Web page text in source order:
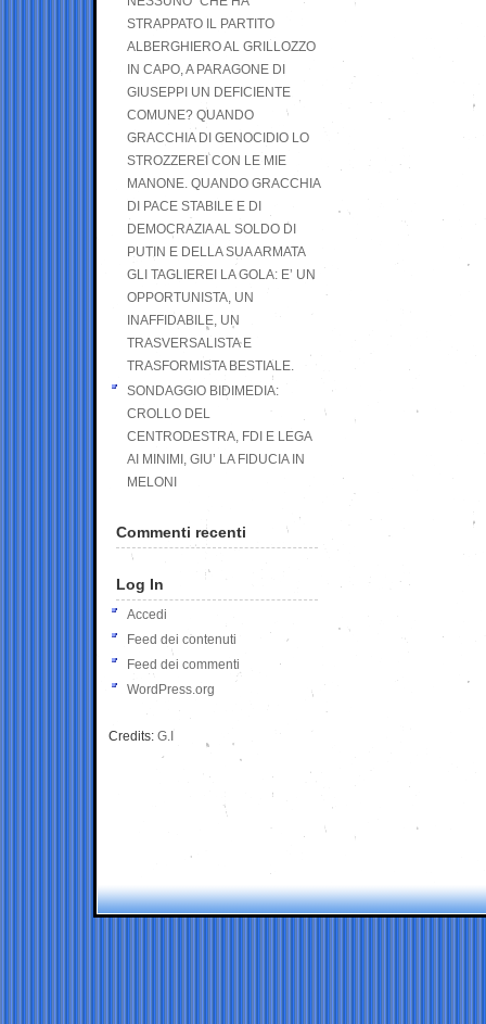
STRAPPATO IL PARTITO
ALBERGHIERO AL GRILLOZZO
IN CAPO, A PARAGONE DI
GIUSEPPI UN DEFICIENTE
COMUNE? QUANDO
GRACCHIA DI GENOCIDIO LO
STROZZEREI CON LE MIE
MANONE. QUANDO GRACCHIA
DI PACE STABILE E DI
DEMOCRAZIA AL SOLDO DI
PUTIN E DELLA SUA ARMATA
GLI TAGLIEREI LA GOLA: E’ UN
OPPORTUNISTA, UN
INAFFIDABILE, UN
TRASVERSALISTA E
TRASFORMISTA BESTIALE.
SONDAGGIO BIDIMEDIA:
CROLLO DEL
CENTRODESTRA, FDI E LEGA
AI MINIMI, GIU’ LA FIDUCIA IN
MELONI
Commenti recenti
Log In
Accedi
Feed dei contenuti
Feed dei commenti
WordPress.org
Credits: G.I